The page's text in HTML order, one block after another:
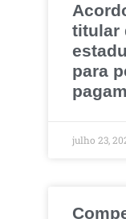
titular
para
julho 23,